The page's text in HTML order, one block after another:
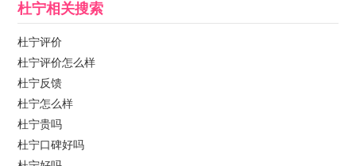
杜宁相关搜索
杜宁评价
杜宁评价怎么样
杜宁反馈
杜宁怎么样
杜宁贵吗
杜宁口碑好吗